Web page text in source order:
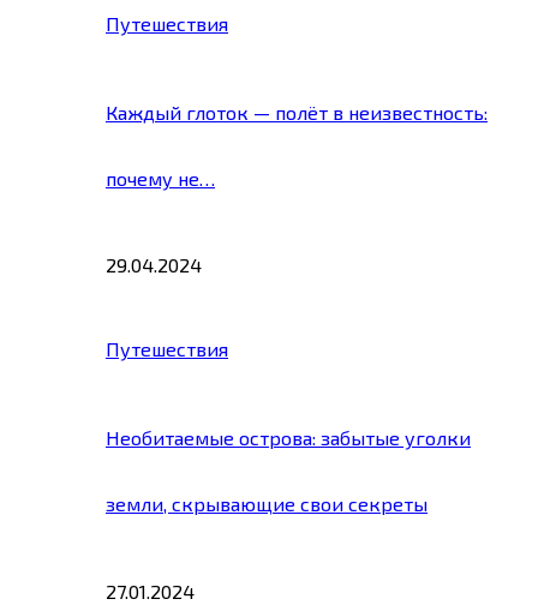
Путешествия
Каждый глоток — полёт в неизвестность:
почему не…
29.04.2024
Путешествия
Необитаемые острова: забытые уголки
земли, скрывающие свои секреты
27.01.2024